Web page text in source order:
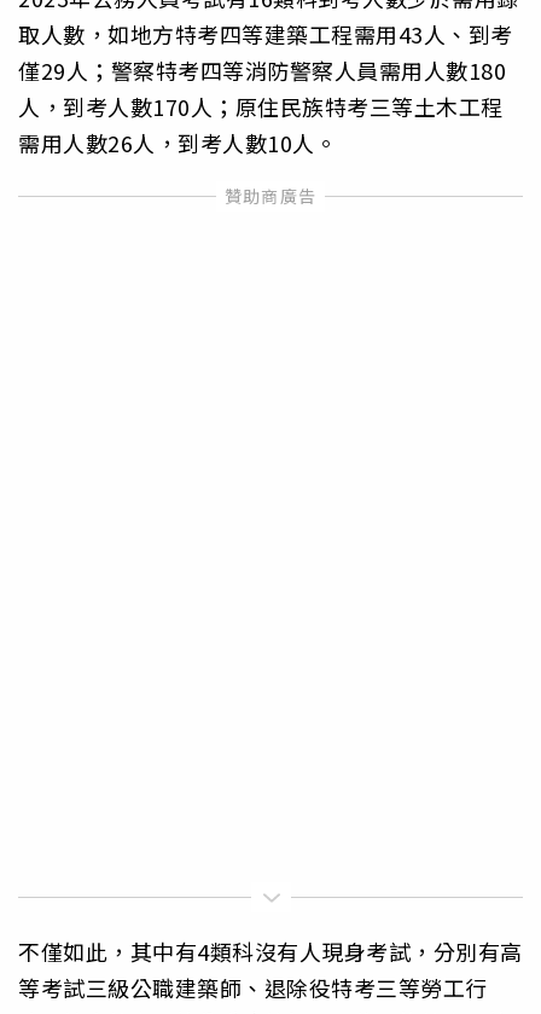
取人數，如地方特考四等建築工程需用43人、到考
僅29人；警察特考四等消防警察人員需用人數180
人，到考人數170人；原住民族特考三等土木工程
需用人數26人，到考人數10人。
不僅如此，其中有4類科沒有人現身考試，分別有高
等考試三級公職建築師、退除役特考三等勞工行